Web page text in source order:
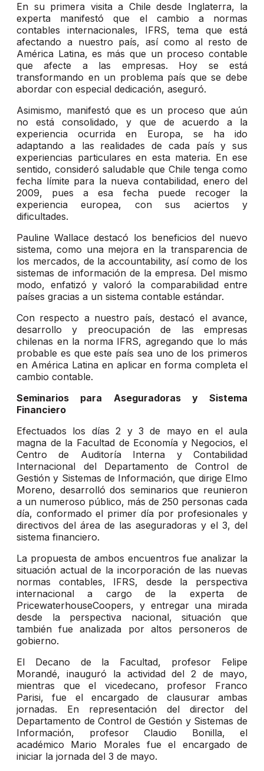
En su primera visita a Chile desde Inglaterra, la
experta manifestó que el cambio a normas
contables internacionales, IFRS, tema que está
afectando a nuestro país, así como al resto de
América Latina, es más que un proceso contable
que afecte a las empresas. Hoy se está
transformando en un problema país que se debe
abordar con especial dedicación, aseguró.
Asimismo, manifestó que es un proceso que aún
no está consolidado, y que de acuerdo a la
experiencia ocurrida en Europa, se ha ido
adaptando a las realidades de cada país y sus
experiencias particulares en esta materia. En ese
sentido, consideró saludable que Chile tenga como
fecha límite para la nueva contabilidad, enero del
2009, pues a esa fecha puede recoger la
experiencia europea, con sus aciertos y
dificultades.
Pauline Wallace destacó los beneficios del nuevo
sistema, como una mejora en la transparencia de
los mercados, de la accountability, así como de los
sistemas de información de la empresa. Del mismo
modo, enfatizó y valoró la comparabilidad entre
países gracias a un sistema contable estándar.
Con respecto a nuestro país, destacó el avance,
desarrollo y preocupación de las empresas
chilenas en la norma IFRS, agregando que lo más
probable es que este país sea uno de los primeros
en América Latina en aplicar en forma completa el
cambio contable.
Seminarios para Aseguradoras y Sistema
Financiero
Efectuados los días 2 y 3 de mayo en el aula
magna de la Facultad de Economía y Negocios, el
Centro de Auditoría Interna y Contabilidad
Internacional del Departamento de Control de
Gestión y Sistemas de Información, que dirige Elmo
Moreno, desarrolló dos seminarios que reunieron
a un numeroso público, más de 250 personas cada
día, conformado el primer día por profesionales y
directivos del área de las aseguradoras y el 3, del
sistema financiero.
La propuesta de ambos encuentros fue analizar la
situación actual de la incorporación de las nuevas
normas contables, IFRS, desde la perspectiva
internacional a cargo de la experta de
PricewaterhouseCoopers, y entregar una mirada
desde la perspectiva nacional, situación que
también fue analizada por altos personeros de
gobierno.
El Decano de la Facultad, profesor Felipe
Morandé, inauguró la actividad del 2 de mayo,
mientras que el vicedecano, profesor Franco
Parisi, fue el encargado de clausurar ambas
jornadas. En representación del director del
Departamento de Control de Gestión y Sistemas de
Información, profesor Claudio Bonilla, el
académico Mario Morales fue el encargado de
iniciar la jornada del 3 de mayo.